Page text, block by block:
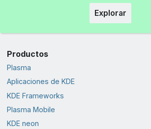
Explorar
Productos
Plasma
Aplicaciones de KDE
KDE Frameworks
Plasma Mobile
KDE neon